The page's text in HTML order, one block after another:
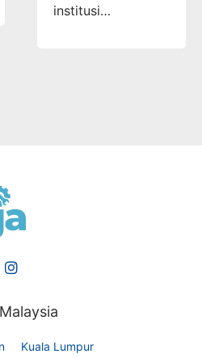
institusi…
Kuala Lumpur